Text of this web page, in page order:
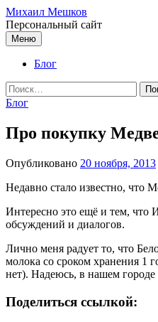
Перейти
к
содержимому
Михаил Мешков
Персональный сайт
Меню
Блог
Найти:
Блог
Про покупку
Опубликовано 20 ноября, 2013
Недавно стало известно, что
Интересно это ещё и тем, что
обсуждений и диалогов.
Лично меня радует то, что
молока со сроком хранения 1
нет). Надеюсь, в нашем городе
Поделиться ссылкой: